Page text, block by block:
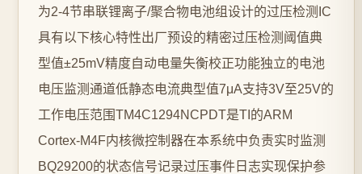
为2-4节串联锂离子/聚合物电池组设计的过压检测IC
具有以下核心特性出厂预设的精密过压检测阈值典
型值±25mV精度自动电量失衡校正功能独立的电池
电压监测通道低静态电流典型值7μA支持3V至25V的
工作电压范围TM4C1294NCPDT是TI的ARM
Cortex-M4F内核微控制器在本系统中负责实时监测
BQ29200的状态信号记录过压事件日志实现保护参